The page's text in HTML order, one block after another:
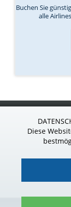
Buchen Sie
alle
Wir sind gern
Telefon: 037296
Impressum|
Diese